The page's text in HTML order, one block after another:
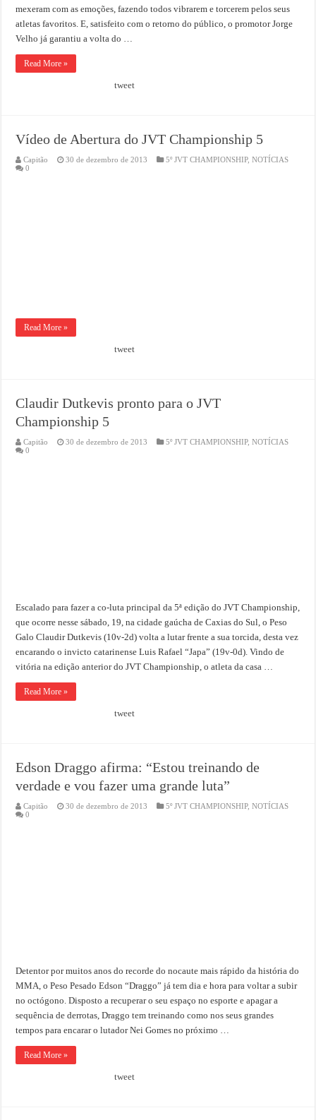
mexeram com as emoções, fazendo todos vibrarem e torcerem pelos seus
atletas favoritos. E, satisfeito com o retorno do público, o promotor Jorge
Velho já garantiu a volta do …
Read More »
tweet
Vídeo de Abertura do JVT Championship 5
Capitão 30 de dezembro de 2013 5º JVT CHAMPIONSHIP,NOTÍCIAS
0
Read More »
tweet
Claudir Dutkevis pronto para o JVT
Championship 5
Capitão 30 de dezembro de 2013 5º JVT CHAMPIONSHIP,NOTÍCIAS
0
Escalado para fazer a co-luta principal da 5ª edição do JVT Championship,
que ocorre nesse sábado, 19, na cidade gaúcha de Caxias do Sul, o Peso
Galo Claudir Dutkevis (10v-2d) volta a lutar frente a sua torcida, desta vez
encarando o invicto catarinense Luis Rafael “Japa” (19v-0d). Vindo de
vitória na edição anterior do JVT Championship, o atleta da casa …
Read More »
tweet
Edson Draggo afirma: “Estou treinando de
verdade e vou fazer uma grande luta”
Capitão 30 de dezembro de 2013 5º JVT CHAMPIONSHIP,NOTÍCIAS
0
Detentor por muitos anos do recorde do nocaute mais rápido da história do
MMA, o Peso Pesado Edson “Draggo” já tem dia e hora para voltar a subir
no octógono. Disposto a recuperar o seu espaço no esporte e apagar a
sequência de derrotas, Draggo tem treinando como nos seus grandes
tempos para encarar o lutador Nei Gomes no próximo …
Read More »
tweet